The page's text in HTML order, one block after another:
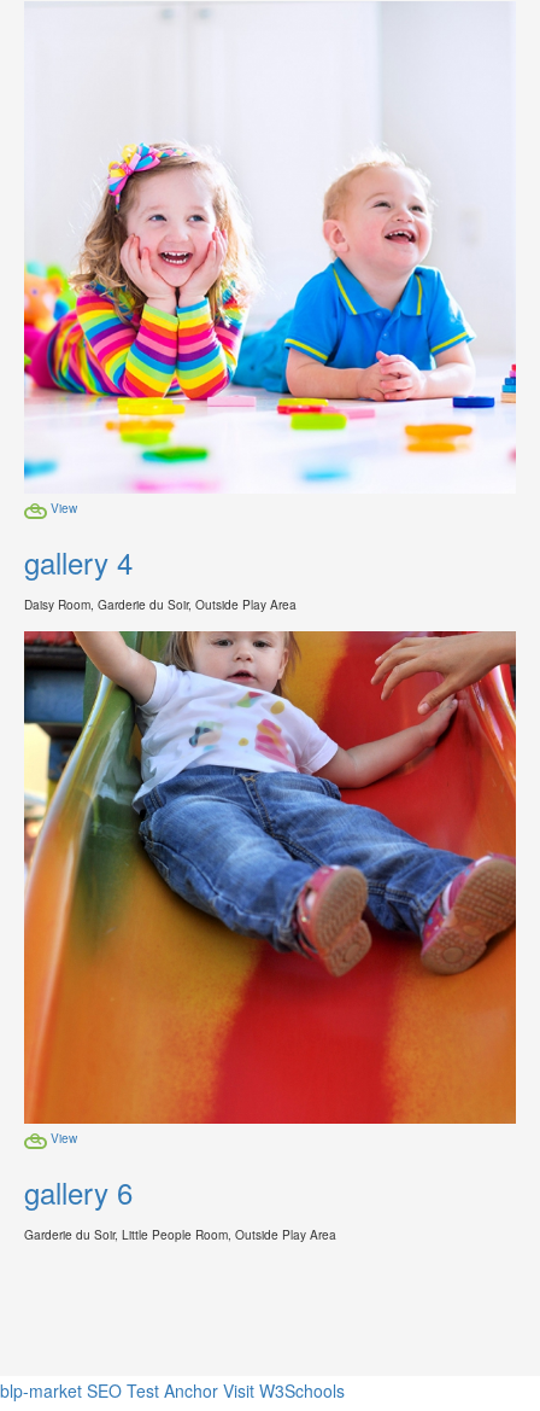
View
gallery 4
Daisy Room, Garderie du Soir, Outside Play Area
View
gallery 6
Garderie du Soir, Little People Room, Outside Play Area
blp-market SEO Test Anchor Visit W3Schools